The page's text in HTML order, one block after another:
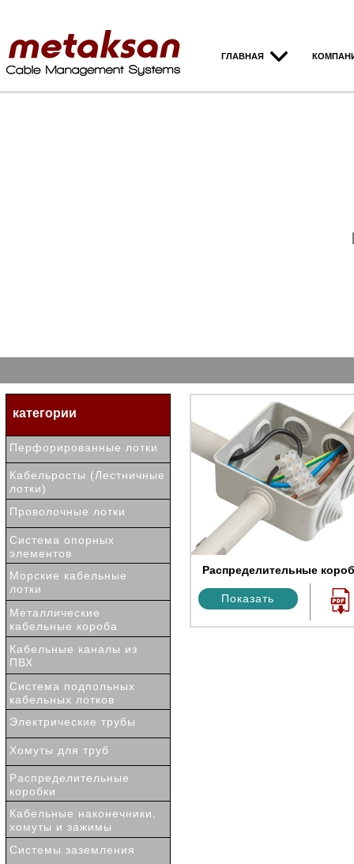
Распределительные
Показать
ГЛАВНАЯ
категории
Перфорированные лотки
Кабельросты (Лестничные
лотки)
Проволочные лотки
Система опорных
элементов
Морские кабельные
лотки
Металлические
кабельные короба
Кабельные каналы из
ПВХ
Система подпольных
кабельных лотков
Электрические трубы
Хомуты для труб
Распределительные
коробки
Кабельные наконечники,
хомуты и зажимы
Системы заземления